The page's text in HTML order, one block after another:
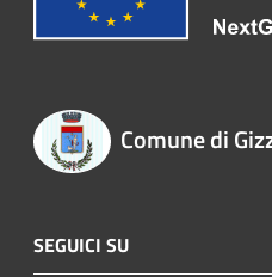
Comune di
SEGUICI SU